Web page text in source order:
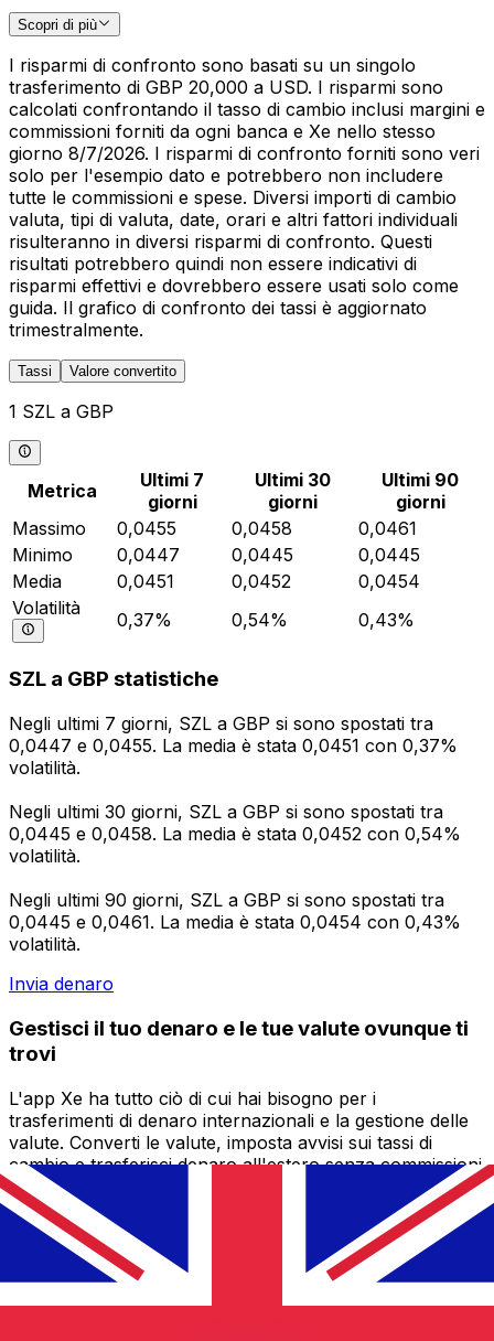
Scopri di più
I risparmi di confronto sono basati su un singolo
trasferimento di GBP 20,000 a USD. I risparmi sono
calcolati confrontando il tasso di cambio inclusi margini e
commissioni forniti da ogni banca e Xe nello stesso
giorno 8/7/2026. I risparmi di confronto forniti sono veri
solo per l'esempio dato e potrebbero non includere
tutte le commissioni e spese. Diversi importi di cambio
valuta, tipi di valuta, date, orari e altri fattori individuali
risulteranno in diversi risparmi di confronto. Questi
risultati potrebbero quindi non essere indicativi di
risparmi effettivi e dovrebbero essere usati solo come
guida. Il grafico di confronto dei tassi è aggiornato
trimestralmente.
Tassi Valore convertito
1 SZL a GBP
Metrica
Ultimi 7
giorni
Ultimi 30
giorni
Ultimi 90
giorni
Massimo
0,0455 0,0458
0,0461
Minimo
0,0447 0,0445
0,0445
Media
0,0451 0,0452
0,0454
Volatilità
0,37% 0,54% 0,43%
SZL a GBP statistiche
Negli ultimi 7 giorni, SZL a GBP si sono spostati tra
0,0447 e 0,0455. La media è stata 0,0451 con 0,37%
volatilità.
Negli ultimi 30 giorni, SZL a GBP si sono spostati tra
0,0445 e 0,0458. La media è stata 0,0452 con 0,54%
volatilità.
Negli ultimi 90 giorni, SZL a GBP si sono spostati tra
0,0445 e 0,0461. La media è stata 0,0454 con 0,43%
volatilità.
Invia denaro
Gestisci il tuo denaro e le tue valute ovunque ti
trovi
L'app Xe ha tutto ciò di cui hai bisogno per i
trasferimenti di denaro internazionali e la gestione delle
valute. Converti le valute, imposta avvisi sui tassi di
cambio e trasferisci denaro all'estero senza commissioni
nascoste. Scaricala oggi stesso!